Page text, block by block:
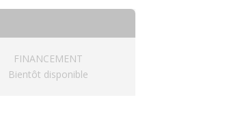
FINANCEMENT
Bientôt disponible